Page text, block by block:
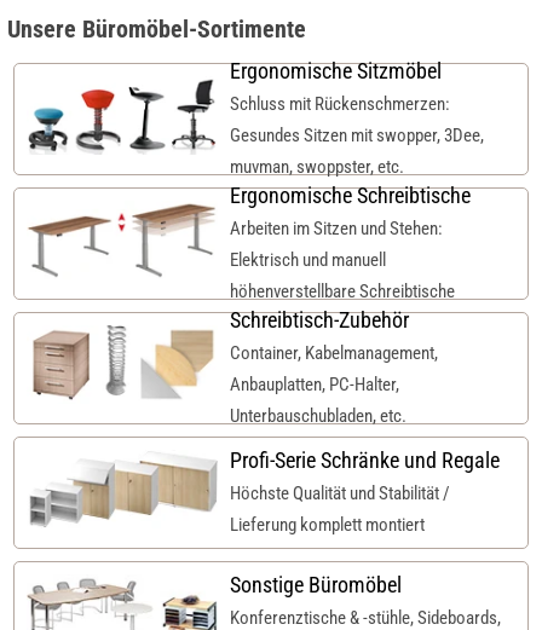
Unsere Büromöbel-Sortimente
Ergonomische Sitzmöbel
Schluss mit Rückenschmerzen:
Gesundes Sitzen mit swopper, 3Dee,
muvman, swoppster, etc.
Ergonomische Schreibtische
Arbeiten im Sitzen und Stehen:
Elektrisch und manuell
höhenverstellbare Schreibtische
Schreibtisch-Zubehör
Container, Kabelmanagement,
Anbauplatten, PC-Halter,
Unterbauschubladen, etc.
Profi-Serie Schränke und Regale
Höchste Qualität und Stabilität /
Lieferung komplett montiert
Sonstige Büromöbel
Konferenztische & -stühle, Sideboards,